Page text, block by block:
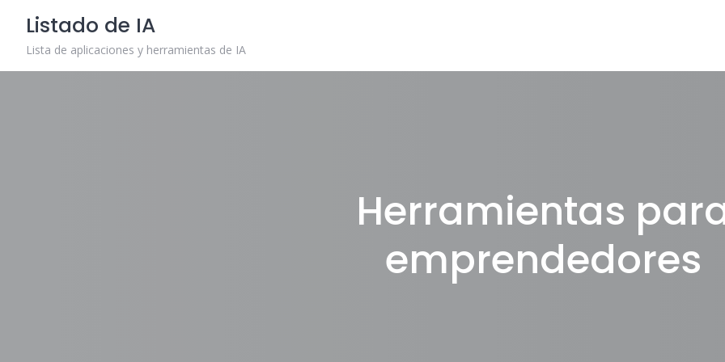
content
Listado de IA
Lista de aplicaciones y herramientas de IA
Herramientas
emprendedores